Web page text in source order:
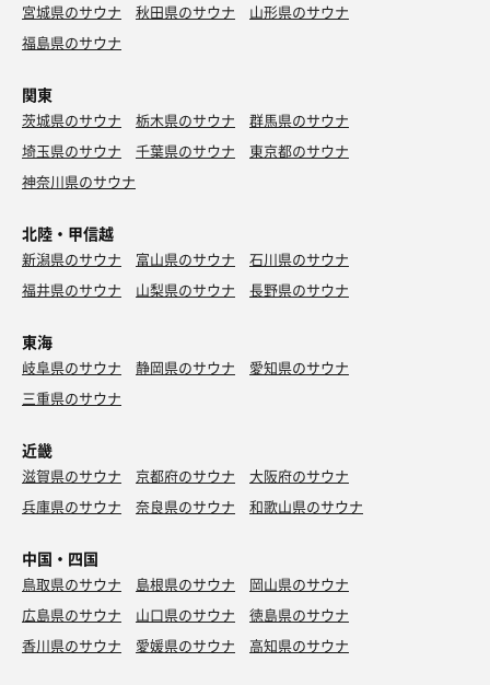
宮城県のサウナ
秋田県のサウナ
山形県のサウナ
福島県のサウナ
関東
茨城県のサウナ 栃木県のサウナ
群馬県のサウナ
埼玉県のサウナ
千葉県のサウナ
東京都のサウナ
神奈川県のサウナ
北陸・甲信越
新潟県のサウナ 富山県のサウナ
石川県のサウナ
福井県のサウナ
山梨県のサウナ 長野県のサウナ
東海
岐阜県のサウナ 静岡県のサウナ
愛知県のサウナ
三重県のサウナ
近畿
滋賀県のサウナ 京都府のサウナ
大阪府のサウナ
兵庫県のサウナ
奈良県のサウナ 和歌山県のサウナ
中国・四国
鳥取県のサウナ 島根県のサウナ
岡山県のサウナ
広島県のサウナ
山口県のサウナ
徳島県のサウナ
香川県のサウナ
愛媛県のサウナ 高知県のサウナ